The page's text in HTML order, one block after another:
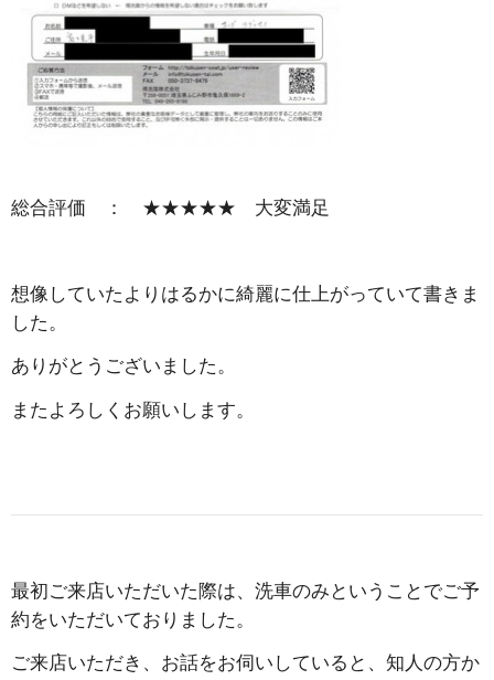
総合評価 ： ★★★★★ 大変満足
想像していたよりはるかに綺麗に仕上がっていて書きま
した。
ありがとうございました。
またよろしくお願いします。
最初ご来店いただいた際は、洗車のみということでご予
約をいただいておりました。
ご来店いただき、お話をお伺いしていると、知人の方か